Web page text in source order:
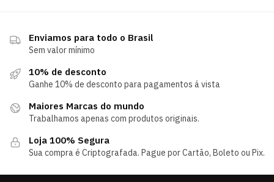
Enviamos para todo o Brasil
Sem valor mínimo
10% de desconto
Ganhe 10% de desconto para pagamentos á vista
Maiores Marcas do mundo
Trabalhamos apenas com produtos originais.
Loja 100% Segura
Sua compra é Criptografada. Pague por Cartão, Boleto ou Pix.